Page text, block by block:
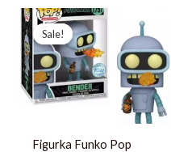
Sale!
Sale!
Figurka Funko Pop
Pierwotna
cena
wynosiła:
253,49 zł.
cena
wynosi:
194,99 zł.